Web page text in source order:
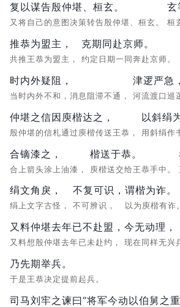
复以谋告殷仲堪、桓玄。
又将自己的意图决策转告殷仲堪、桓玄。
玄
桓
推恭为盟主，
共推王恭为盟主，
克期同赴京师。
约定日期一同奔赴京师。
时内外疑阻，
当时内外不和，消息阻滞不通，
津逻严急，
河流渡口巡
仲堪之信因庾楷达之，
殷仲堪的信札通过庾楷传送王恭，
以斜绢
用斜绢作
合镝漆之，
合上箭头涂上油漆，
楷送于恭。
庾楷送交给王恭手中。
绢文角戾，
绢上文字古怪，
不复可识，
不可辨识，
谓楷为诈。
以为庾楷有诈
又料仲堪去年已不赴盟，
又料想殷仲堪去年已未赴约，
今无动理，
现在同样无兴
乃先期举兵。
于是王恭决定提前起兵。
司马刘牢之谏曰“将军今动以伯舅之重